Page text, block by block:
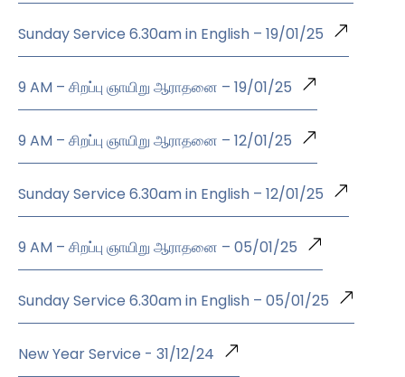
Sunday Service 6.30am in English – 19/01/25
9 AM – சிறப்பு ஞாயிறு ஆராதனை – 19/01/25
9 AM – சிறப்பு ஞாயிறு ஆராதனை – 12/01/25
Sunday Service 6.30am in English – 12/01/25
9 AM – சிறப்பு ஞாயிறு ஆராதனை – 05/01/25
Sunday Service 6.30am in English – 05/01/25
New Year Service - 31/12/24